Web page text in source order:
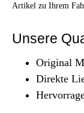
Artikel zu Ihrem
Unsere
Original
Direkte